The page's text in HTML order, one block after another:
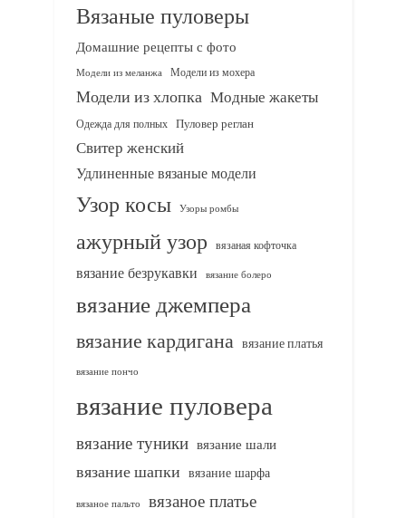
Вязаные пуловеры
Домашние рецепты с фото
Модели из меланжа Модели из мохера
Модели из хлопка Модные жакеты
Одежда для полных Пуловер реглан
Свитер женский
Удлиненные вязаные модели
Узор косы Узоры ромбы
ажурный узор вязаная кофточка
вязание безрукавки вязание болеро
вязание джемпера
вязание кардигана вязание платья
вязание пончо
вязание пуловера
вязание туники вязание шали
вязание шапки вязание шарфа
вязаное пальто вязаное платье